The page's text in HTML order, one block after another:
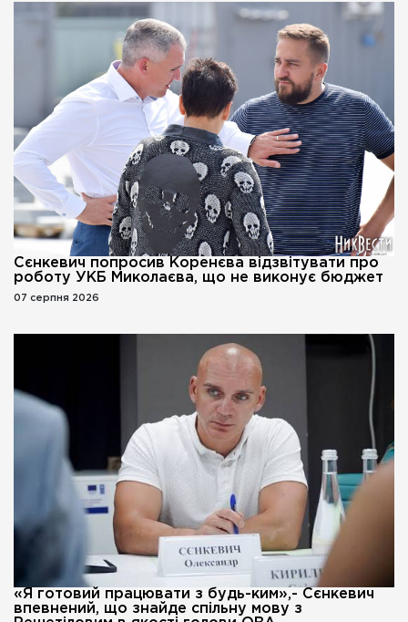
Сєнкевич попросив Коренєва відзвітувати про
роботу УКБ Миколаєва, що не виконує бюджет
07 серпня 2026
«Я готовий працювати з будь-ким»,- Сєнкевич
впевнений, що знайде спільну мову з